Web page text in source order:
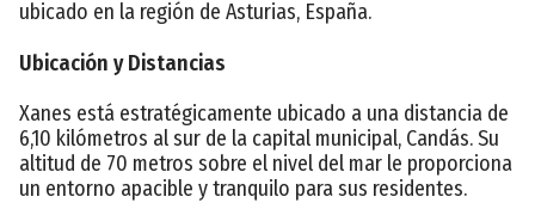
ubicado en la región de Asturias, España.
Ubicación y Distancias
Xanes está estratégicamente ubicado a una distancia de
6,10 kilómetros al sur de la capital municipal, Candás. Su
altitud de 70 metros sobre el nivel del mar le proporciona
un entorno apacible y tranquilo para sus residentes.